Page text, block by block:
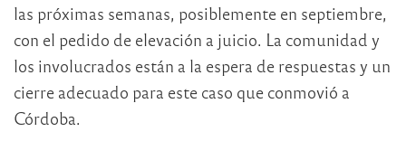
las próximas semanas, posiblemente en septiembre,
con el pedido de elevación a juicio. La comunidad y
los involucrados están a la espera de respuestas y un
cierre adecuado para este caso que conmovió a
Córdoba.